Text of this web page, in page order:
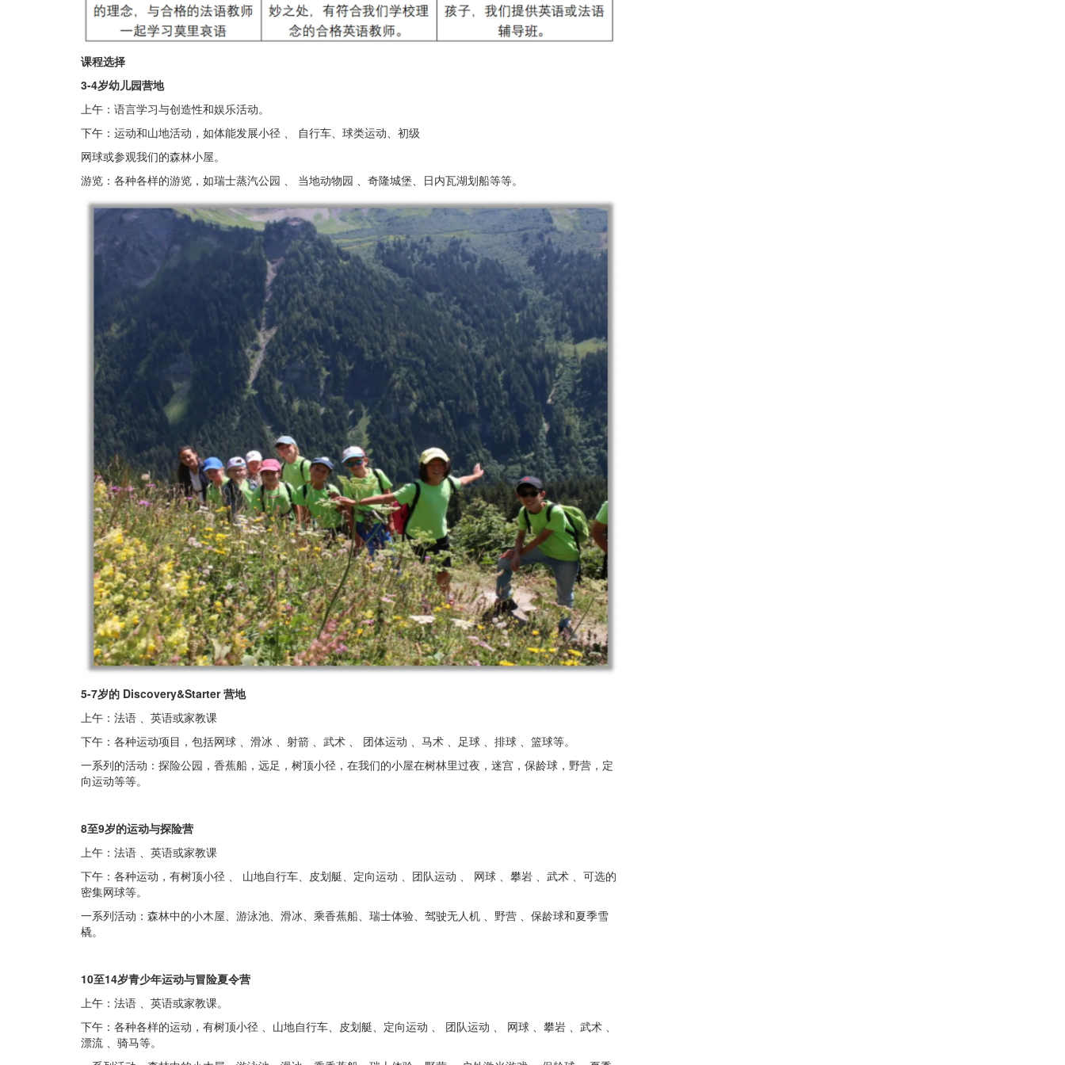
课程选择
3-4岁幼儿园营地
上午：语言学习与创造性和娱乐活动。
下午：运动和山地活动，如体能发展小径 、 自行车、球类运动、初级
网球或参观我们的森林小屋。
游览：各种各样的游览，如瑞士蒸汽公园 、 当地动物园 、奇隆城堡、日内瓦湖划船等等。
5-7岁的 Discovery&Starter 营地
上午：法语 、英语或家教课
下午：各种运动项目，包括网球 、滑冰 、射箭 、武术 、 团体运动 、马术 、足球 、排球 、篮球等。
一系列的活动：探险公园，香蕉船，远足，树顶小径，在我们的小屋在树林里过夜，迷宫，保龄球，野营，定
向运动等等。
8至9岁的运动与探险营
上午：法语 、英语或家教课
下午：各种运动，有树顶小径 、 山地自行车、皮划艇、定向运动 、团队运动 、 网球 、攀岩 、武术 、可选的
密集网球等。
一系列活动：森林中的小木屋、游泳池、滑冰、乘香蕉船、瑞士体验、驾驶无人机 、野营 、保龄球和夏季雪
橇。
10至14岁青少年运动与冒险夏令营
上午：法语 、英语或家教课。
下午：各种各样的运动，有树顶小径 、山地自行车、皮划艇、定向运动 、 团队运动 、 网球 、攀岩 、武术 、
漂流 、骑马等。